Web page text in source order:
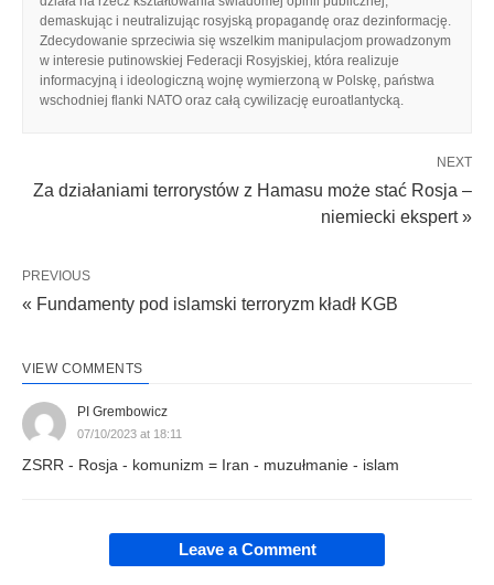
demaskując i neutralizując rosyjską propagandę oraz dezinformację.
Zdecydowanie sprzeciwia się wszelkim manipulacjom prowadzonym
w interesie putinowskiej Federacji Rosyjskiej, która realizuje
informacyjną i ideologiczną wojnę wymierzoną w Polskę, państwa
wschodniej flanki NATO oraz całą cywilizację euroatlantycką.
NEXT
Za działaniami terrorystów z Hamasu może stać Rosja –
niemiecki ekspert »
PREVIOUS
« Fundamenty pod islamski terroryzm kładł KGB
VIEW COMMENTS
PI Grembowicz
07/10/2023 at 18:11
ZSRR - Rosja - komunizm = Iran - muzułmanie - islam
Leave a Comment